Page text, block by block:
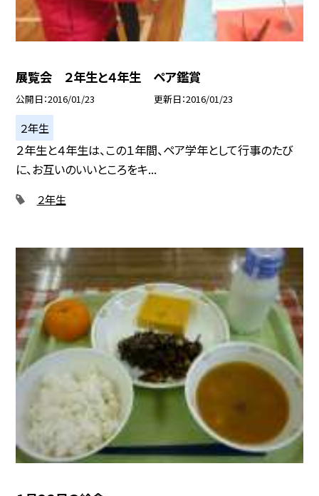
展覧会 ２年生と４年生 ペア鑑賞
公開日 2016/01/23 更新日 2016/01/23
２年生
２年生と４年生は、この１年間、ペア学年として行事のたび
に、お互いのいいところをキ...
２年生